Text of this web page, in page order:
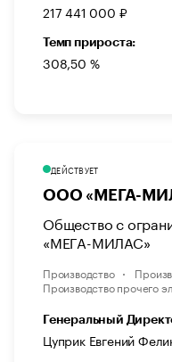
217 441 000 ₽
Темп прироста:
308,50 %
ДЕЙСТВУЕТ
ООО «МЕГА-
Общество с
«МЕГА-МИЛАС»
Производство
Производство прочего
Генеральный
Цуприк Евгений